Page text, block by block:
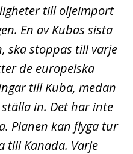
till oljeimport
En av Kubas sista
ska stoppas till varje
de europeiska
till Kuba, medan
in. Det har inte
Planen kan flyga tur
till Kanada. Varje